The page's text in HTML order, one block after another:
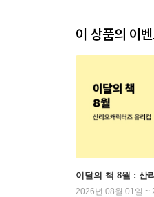
이 상품의 이
이달의 책 8월 : 산
2026년 08월 01일 ~